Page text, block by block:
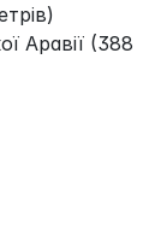
Аравії (388